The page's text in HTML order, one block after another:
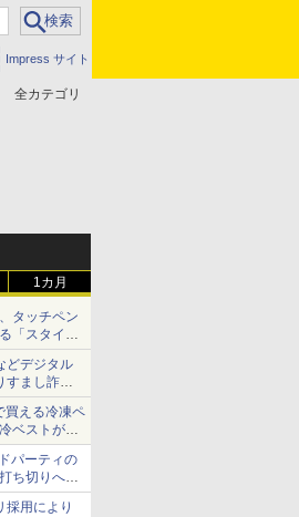
Impress サイト
全カテゴリ
1カ月
タッチペン
「スタイラ
も、持ち替
どデジタル
すまし詐欺
真や映像を
える冷凍ペ
ベストがロ
・ざ・ろー
てる？】
パーティの
ち切りへ
用により